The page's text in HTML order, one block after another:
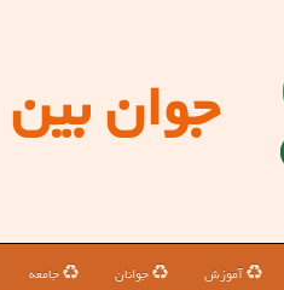
جوان بین
آموزش جوانان جامعه